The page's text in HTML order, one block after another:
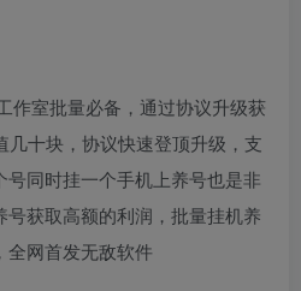
作室批量必备，通过协议升级获
几十块，协议快速登顶升级，支
同时挂一个手机上养号也是非
获取高额的利润，批量挂机养
全网首发无敌软件